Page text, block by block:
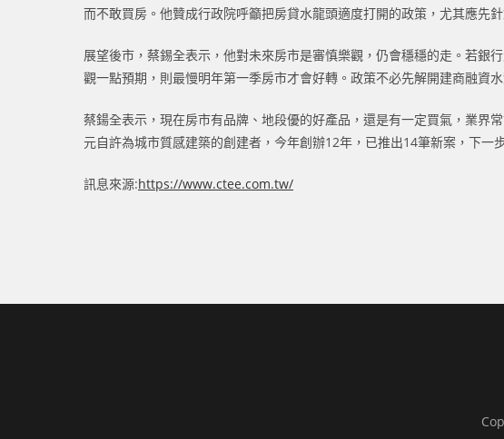
而不敢買房。他贊成行政院呼籲把房貸水龍頭適度打開的政策，尤其應先
展望後市，蔡錫全表示，他對未來房市是審慎樂觀，仍會穩穩的走。若銀
觀一點預期，則最慢明年第一季房市才會好轉。政策不必先解開建商融資
蔡鍚全表示，現在房市有品牌、地段優的好產品，還是有一定買氣，業界
元自許為城市質感建築的創建者，今年創辦12年，已推出14筆新案，下一
訊息來源:https://www.ctee.com.tw/